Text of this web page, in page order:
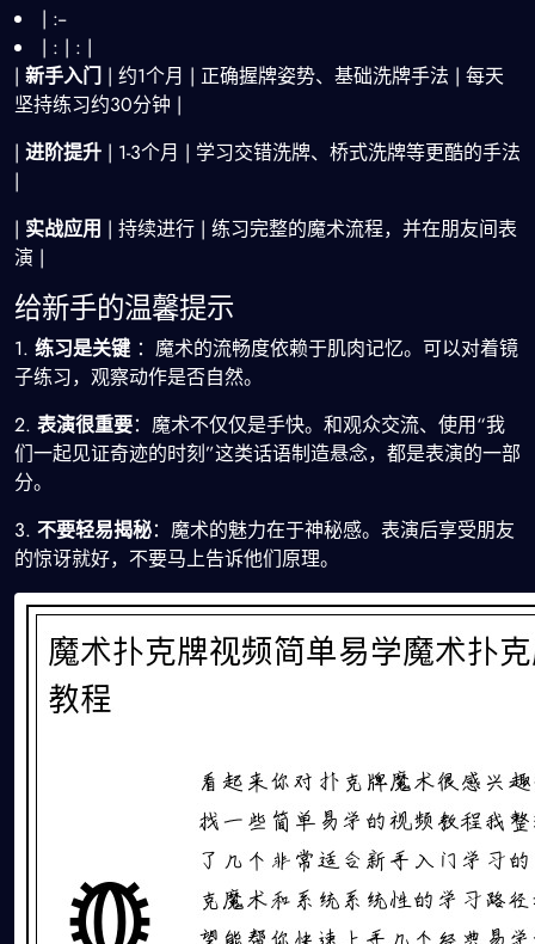
| :--
| : | : |
| 新手入门 | 约1个月 | 正确握牌姿势、基础洗牌手法 | 每天
坚持练习约30分钟 |
| 进阶提升 | 1-3个月 | 学习交错洗牌、桥式洗牌等更酷的手法
|
| 实战应用 | 持续进行 | 练习完整的魔术流程，并在朋友间表
演 |
给新手的温馨提示
1. 练习是关键：魔术的流畅度依赖于肌肉记忆。可以对着镜
子练习，观察动作是否自然。
2. 表演很重要：魔术不仅仅是手快。和观众交流、使用“我
们一起见证奇迹的时刻”这类话语制造悬念，都是表演的一部
分。
3. 不要轻易揭秘：魔术的魅力在于神秘感。表演后享受朋友
的惊讶就好，不要马上告诉他们原理。